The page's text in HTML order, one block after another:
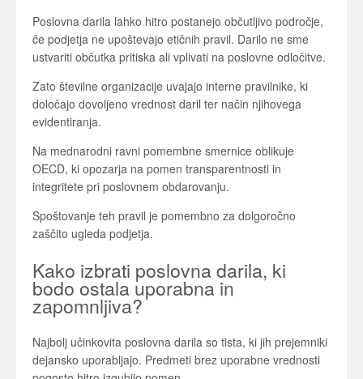
Poslovna darila lahko hitro postanejo občutljivo področje,
če podjetja ne upoštevajo etičnih pravil. Darilo ne sme
ustvariti občutka pritiska ali vplivati na poslovne odločitve.
Zato številne organizacije uvajajo interne pravilnike, ki
določajo dovoljeno vrednost daril ter način njihovega
evidentiranja.
Na mednarodni ravni pomembne smernice oblikuje
OECD, ki opozarja na pomen transparentnosti in
integritete pri poslovnem obdarovanju.
Spoštovanje teh pravil je pomembno za dolgoročno
zaščito ugleda podjetja.
Kako izbrati poslovna darila, ki
bodo ostala uporabna in
zapomnljiva?
Najbolj učinkovita poslovna darila so tista, ki jih prejemniki
dejansko uporabljajo. Predmeti brez uporabne vrednosti